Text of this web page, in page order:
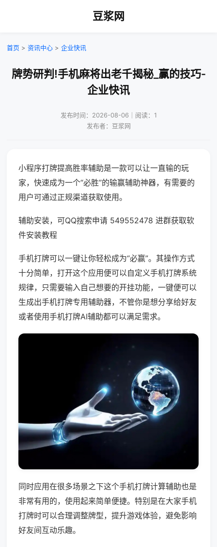
豆浆网
首页 > 资讯中心 > 企业快讯
牌势研判!手机麻将出老千揭秘_赢的技巧-
企业快讯
发布时间：2026-08-06｜阅读：1
发布者：豆浆网
小程序打牌提高胜率辅助是一款可以让一直输的玩
家，快速成为一个“必胜”的输赢辅助神器，有需要的
用户可通过正规渠道获取使用。
辅助安装，可QQ搜索申请 549552478 进群获取软
件安装教程
手机打牌可以一键让你轻松成为“必赢”。其操作方式
十分简单，打开这个应用便可以自定义手机打牌系统
规律，只需要输入自己想要的开挂功能，一键便可以
生成出手机打牌专用辅助器，不管你是想分享给好友
或者使用手机打牌AI辅助都可以满足需求。
同时应用在很多场景之下这个手机打牌计算辅助也是
非常有用的，使用起来简单便捷。特别是在大家手机
打牌时可以合理调整牌型，提升游戏体验，避免影响
好友间互动乐趣。